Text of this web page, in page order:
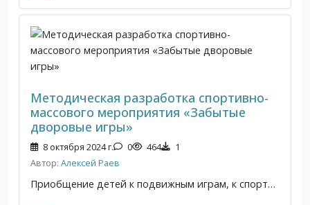
Методическая разработка спортивно-
массового мероприятия «Забытые
дворовые игры»
8 октября 2024 г. 0 464 1
Автор: Алексей Раев
Приобщение детей к подвижным играм, к спорту и физической культуре, привлечение к активной досуговой деятельности